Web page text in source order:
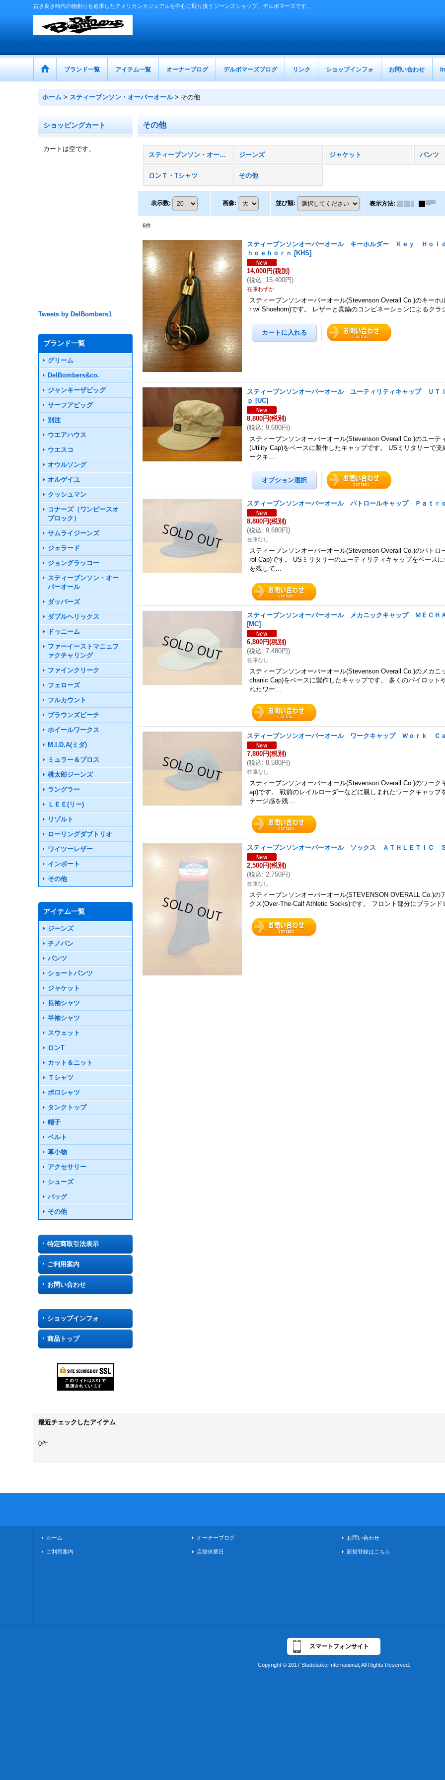
古き良き時代の物創りを追求したアメリカンカジュアルを中心に取り扱うジーンズショップ、デルボマーズです。
ブランド一覧 アイテム一覧 オーナーブログ デルボマーズブログ リンク ショップインフォ お問い合わせ
ホーム > スティーブンソン・オーバーオール > その他
ショッピングカート
カートは空です。
Tweets by DelBombers1
ブランド一覧
グリーム
DelBombers&co.
ジャンキーザピッグ
サーフアピッグ
別注
ウエアハウス
ウエスコ
オウルソング
オルゲイユ
クッシュマン
コナーズ（ワンピースオ
ブロック）
サムライジーンズ
ジェラード
ジョングラッコー
スティーブンソン・オー
バーオール
ダッパーズ
ダブルヘリックス
ドゥニーム
ファーイーストマニュフ
ァクチャリング
ファインクリーク
フェローズ
フルカウント
ブラウンズビーチ
ホイールワークス
M.I.D.A(ミダ)
ミュラー＆ブロス
桃太郎ジーンズ
ラングラー
ＬＥＥ(リー)
リゾルト
ローリングダブトリオ
ワイツーレザー
インポート
その他
アイテム一覧
ジーンズ
チノパン
パンツ
ショートパンツ
ジャケット
長袖シャツ
半袖シャツ
スウェット
ロンT
カット＆ニット
Ｔシャツ
ポロシャツ
タンクトップ
帽子
ベルト
革小物
アクセサリー
シューズ
バッグ
その他
特定商取引法表示
ご利用案内
お問い合わせ
ショップインフォ
商品トップ
その他
スティーブンソン・オーバーオール (全商品) ジーンズ ジャケット パンツ
ロンＴ・Tシャツ その他
表示数: 画像: 並び順: 表示方法:
6件
スティーブンソンオーバーオール キーホルダー Ｋｅｙ Ｈｏ
ｈｏｅｈｏｒｎ [KHS]
14,000円(税別)
(税込: 15,400円)
在庫わずか
スティーブンソンオーバーオール(Stevenson Overall Co.)のキーホ
r w/ Shoehorn)です。 レザーと真鍮のコンビネーションによるク
スティーブンソンオーバーオール ユーティリティキャップ ＵＴ
ｐ [UC]
8,800円(税別)
(税込: 9,680円)
スティーブンソンオーバーオール(Stevenson Overall Co.)のユーテ
(Utility Cap)をベースに製作したキャップです。 USミリタリーで支
ークキ…
スティーブンソンオーバーオール パトロールキャップ Ｐａｔｒ
8,800円(税別)
(税込: 9,680円)
在庫なし
スティーブンソンオーバーオール(Stevenson Overall Co.)のパトロ
rol Cap)です。 USミリタリーのユーティリティキャップをベース
を残して…
スティーブンソンオーバーオール メカニックキャップ ＭＥＣＨ
[MC]
6,800円(税別)
(税込: 7,480円)
在庫なし
スティーブンソンオーバーオール(Stevenson Overall Co.)のメカニ
chanic Cap)をベースに製作したキャップです。 多くのパイロット
れたワー…
スティーブンソンオーバーオール ワークキャップ Ｗｏｒｋ Ｃ
7,800円(税別)
(税込: 8,580円)
在庫なし
スティーブンソンオーバーオール(Stevenson Overall Co.)のワーク
ap)です。 戦前のレイルローダーなどに親しまれたワークキャップ
テージ感を残…
スティーブンソンオーバーオール ソックス ＡＴＨＬＥＴＩＣ
2,500円(税別)
(税込: 2,750円)
在庫なし
スティーブンソンオーバーオール(STEVENSON OVERALL Co.)の
クス(Over-The-Calf Athletic Socks)です。 フロント部分にブラン
最近チェックしたアイテム
0件
ホーム
ご利用案内
オーナーブログ
店舗休業日
お問い合わせ
新規登録はこちら
スマートフォンサイト
Copyright © 2017 StudebakerInternational, All Rights Reserved.